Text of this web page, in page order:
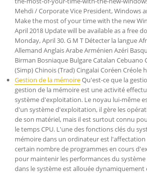
Mehdi / Corporate Vice President, Windows
Make the most of your time with the new
April 2018 Update will be available as a free
Monday, April 30. G M T Détecter la langue
Allemand Anglais Arabe Arménien Azéri
Birman Bosniaque Bulgare Catalan Cebuano
(Simp) Chinois (Trad) Cingalai Coréen Créole
Gestion de la mémoireQu'est-ce que la
gestion de la mémoire est une activité
système d'exploitation. Le noyau lui-même
d'un système d'exploitation, il gère les
de son matériel, mais il est surtout connu
le temps CPU. L'une des fonctions clés du
mémoire dans un ordinateur est l'affectation
certain nombre de programmes en cours
pour maintenir les performances du
dans le système est allouée